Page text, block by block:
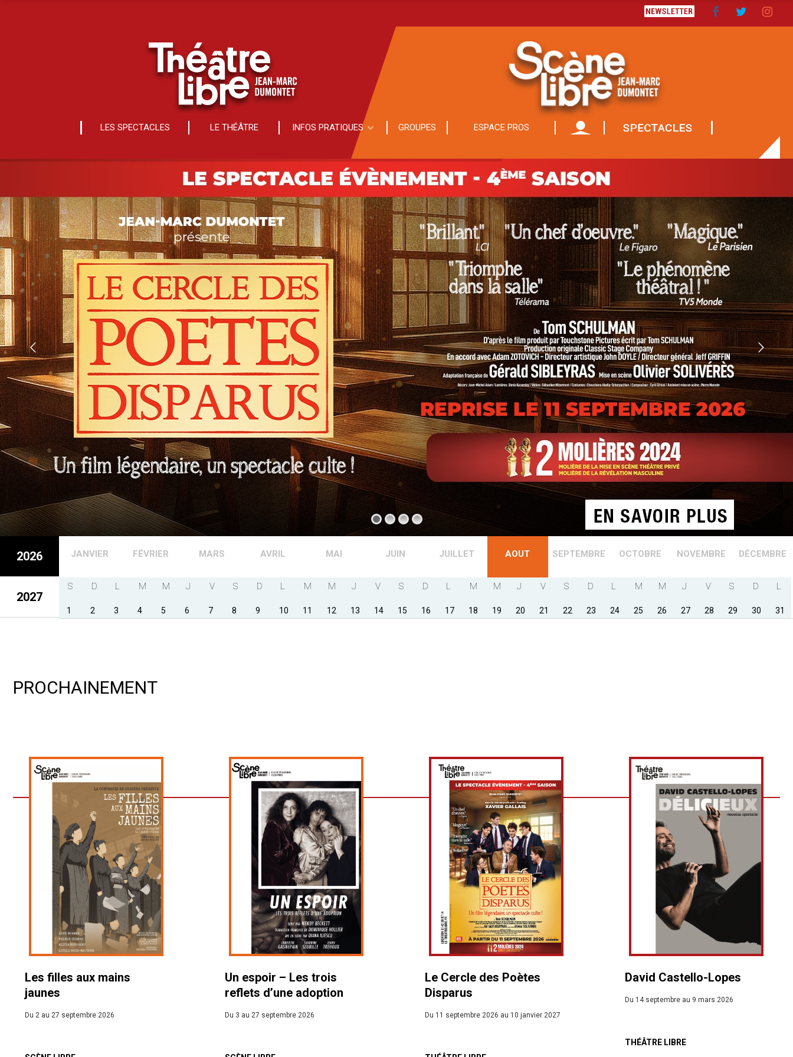
LES SPECTACLES LE THÉÂTRE INFOS PRATIQUES GROUPES ESPACE PROS MON COMPTE CADEAU
2026
2027
JANVIER FÉVRIER MARS AVRIL MAI JUIN JUILLET AOUT SEPTEMBRE OCTOBRE NOVEMBRE DÉCEMBRE
S
1
D
2
L
3
M
4
M
5
J
6
V
7
S
8
D
9
L
10
M
11
M
12
J
13
V
14
S
15
D
16
L
17
M
18
M
19
J
20
V
21
S
22
D
23
L
24
M
25
M
26
J
27
V
28
S
29
D
30
L
31
PROCHAINEMENT
Les filles aux mains
jaunes
Du 2 au 27 septembre 2026
Un espoir – Les trois
reflets d’une adoption
Du 3 au 27 septembre 2026
Le Cercle des Poètes
Disparus
Du 11 septembre 2026 au 10 janvier 2027
David Castello-Lopes
Du 14 septembre au 9 mars 2026
THÉÂTRE LIBRE